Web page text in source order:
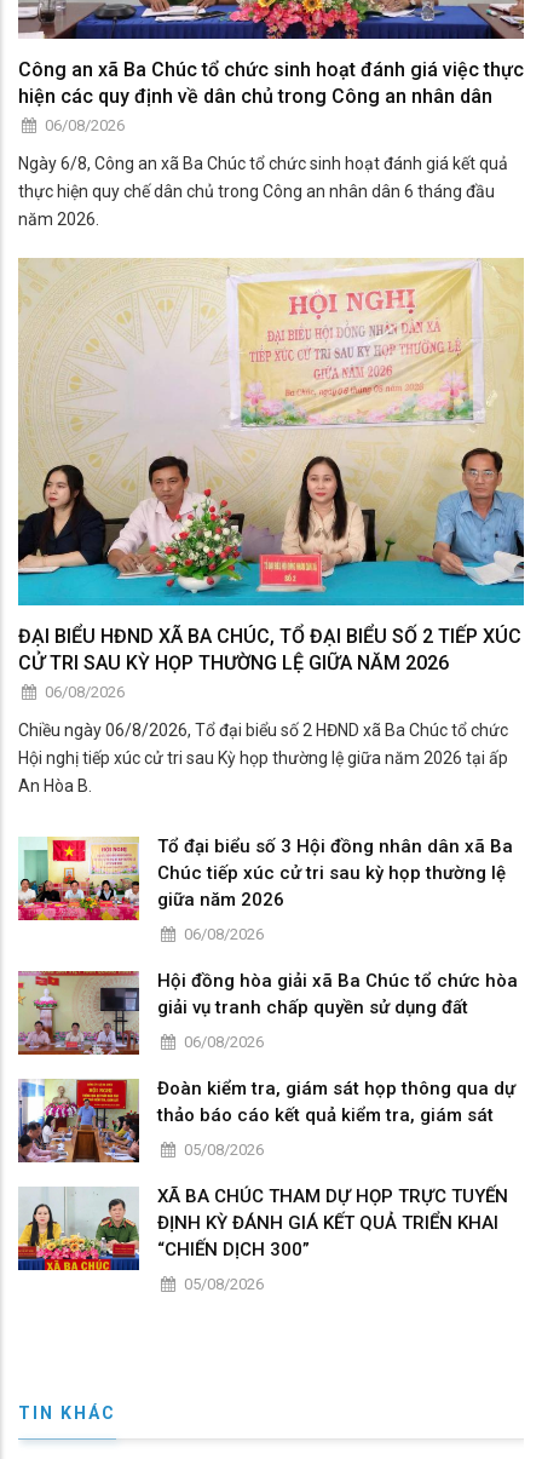
Công an xã Ba Chúc tổ chức sinh hoạt đánh giá việc thực
hiện các quy định về dân chủ trong Công an nhân dân
06/08/2026
Ngày 6/8, Công an xã Ba Chúc tổ chức sinh hoạt đánh giá kết quả
thực hiện quy chế dân chủ trong Công an nhân dân 6 tháng đầu
năm 2026.
ĐẠI BIỂU HĐND XÃ BA CHÚC, TỔ ĐẠI BIỂU SỐ 2 TIẾP XÚC
CỬ TRI SAU KỲ HỌP THƯỜNG LỆ GIỮA NĂM 2026
06/08/2026
Chiều ngày 06/8/2026, Tổ đại biểu số 2 HĐND xã Ba Chúc tổ chức
Hội nghị tiếp xúc cử tri sau Kỳ họp thường lệ giữa năm 2026 tại ấp
An Hòa B.
Tổ đại biểu số 3 Hội đồng nhân dân xã Ba
Chúc tiếp xúc cử tri sau kỳ họp thường lệ
giữa năm 2026
06/08/2026
Hội đồng hòa giải xã Ba Chúc tổ chức hòa
giải vụ tranh chấp quyền sử dụng đất
06/08/2026
Đoàn kiểm tra, giám sát họp thông qua dự
thảo báo cáo kết quả kiểm tra, giám sát
05/08/2026
XÃ BA CHÚC THAM DỰ HỌP TRỰC TUYẾN
ĐỊNH KỲ ĐÁNH GIÁ KẾT QUẢ TRIỂN KHAI
“CHIẾN DỊCH 300”
05/08/2026
TIN KHÁC